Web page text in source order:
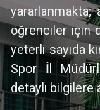
yararlanmakta;
öğrenciler için
yeterli sayıda
Spor İl
detaylı bilgilere